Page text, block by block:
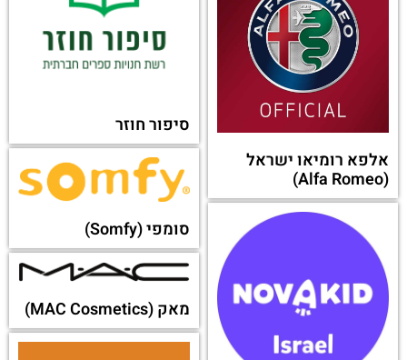
אלפא רומיאו ישראל
(Alfa Romeo)
סיפור חוזר
סומפי (Somfy)
מאק (MAC Cosmetics)